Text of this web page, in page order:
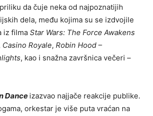
da čuje neka od najpoznatijih
dela, među kojima su se izdvojile
iz filma Star Wars: The Force Awakens
Casino Royale, Robin Hood –
, kao i snažna završnica večeri –
Dance izazvao najjače reakcije publike.
orkestar je više puta vraćan na